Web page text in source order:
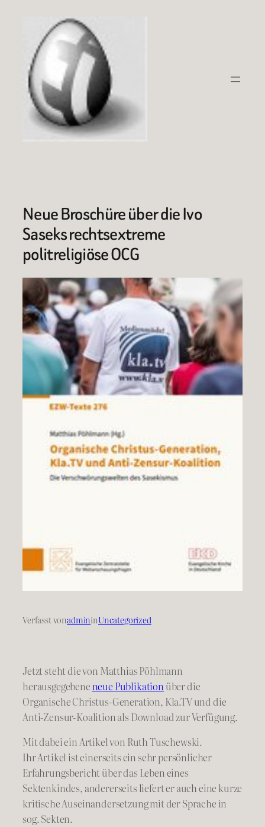
springen
Neue Broschüre über die Ivo
Saseks rechtsextreme
politreligiöse OCG
Verfasst vonadmininUncategorized
Jetzt steht die von Matthias Pöhlmann
herausgegebene neue Publikation über die
Organische Christus-Generation, Kla.TV und die
Anti-Zensur-Koalition als Download zur Verfügung.
Mit dabei ein Artikel von Ruth Tuschewski.
Ihr Artikel ist einerseits ein sehr persönlicher
Erfahrungsbericht über das Leben eines
Sektenkindes, andererseits liefert er auch eine kurze
kritische Auseinandersetzung mit der Sprache in
sog. Sekten.